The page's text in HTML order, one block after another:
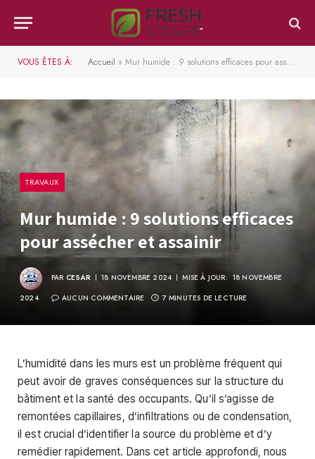
VOUS ÊTES À: Accueil » Mur humide : 9 solutions efficaces pour assécher et assainir
TRAVAUX
Mur humide : 9 solutions efficaces
pour assécher et assainir
PAR CESAR 18 NOVEMBRE 2024 MISE À JOUR: 18 NOVEMBRE
2024
AUCUN COMMENTAIRE 7 MINUTES DE LECTURE
L’humidité dans les murs est un problème fréquent qui
peut avoir de graves conséquences sur la structure du
bâtiment et la santé des occupants. Qu’il s’agisse de
remontées capillaires, d’infiltrations ou de condensation,
il est crucial d’identifier la source du problème et d’y
remédier rapidement. Dans cet article approfondi, nous